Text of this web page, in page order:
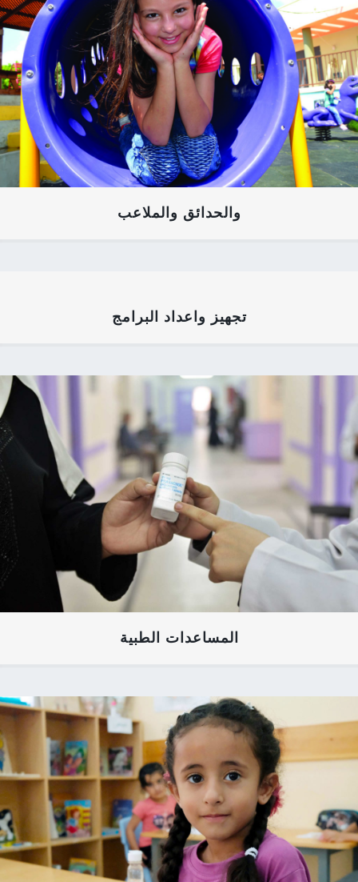
والحدائق والملاعب
تجهيز واعداد البرامج
المساعدات الطبية